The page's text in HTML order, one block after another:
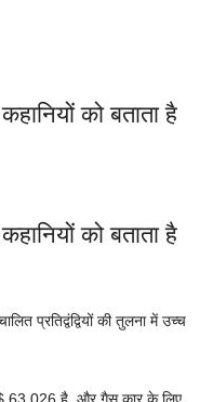
को बताता है
को बताता है
प्रतिद्वंद्वियों की तुलना में उच्च